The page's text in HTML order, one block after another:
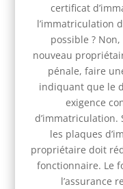
certificat
l’immatriculation
possible ?
nouveau
pénale, faire
indiquant que le
exigence
d’immatriculation.
les plaques
propriétaire doit
fonctionnaire. Le
l’assurance